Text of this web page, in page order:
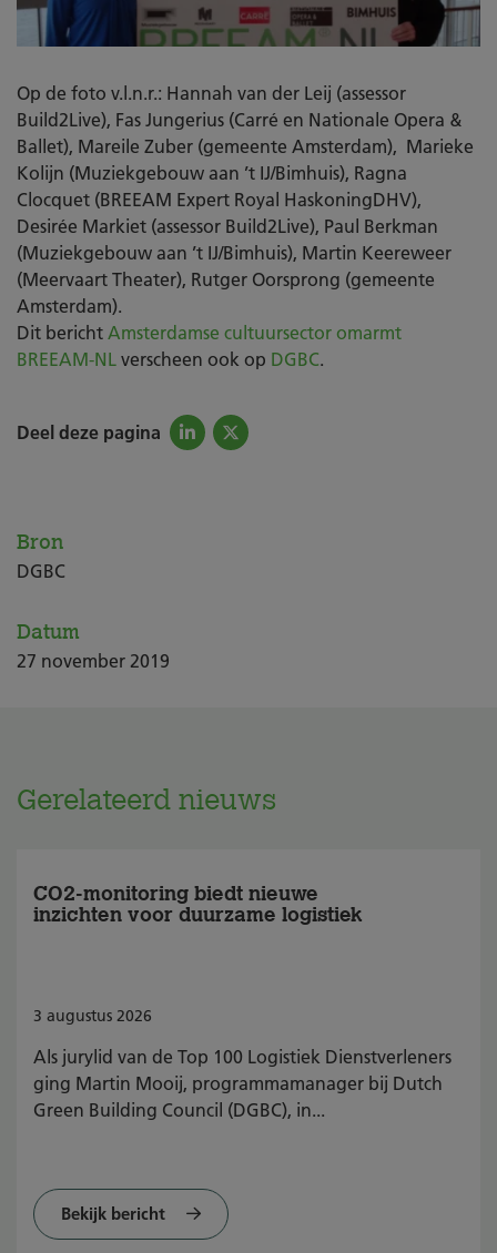
Op de foto v.l.n.r.: Hannah van der Leij (assessor
Build2Live), Fas Jungerius (Carré en Nationale Opera &
Ballet), Mareile Zuber (gemeente Amsterdam), Marieke
Kolijn (Muziekgebouw aan ’t IJ/Bimhuis), Ragna
Clocquet (BREEAM Expert Royal HaskoningDHV),
Desirée Markiet (assessor Build2Live), Paul Berkman
(Muziekgebouw aan ’t IJ/Bimhuis), Martin Keereweer
(Meervaart Theater), Rutger Oorsprong (gemeente
Amsterdam).
Dit bericht Amsterdamse cultuursector omarmt
BREEAM-NL verscheen ook op DGBC.
Deel deze pagina
Bron
DGBC
Datum
27 november 2019
Gerelateerd nieuws
CO2-monitoring biedt nieuwe
inzichten voor duurzame logistiek
3 augustus 2026
Als jurylid van de Top 100 Logistiek Dienstverleners
ging Martin Mooij, programmamanager bij Dutch
Green Building Council (DGBC), in...
Bekijk bericht